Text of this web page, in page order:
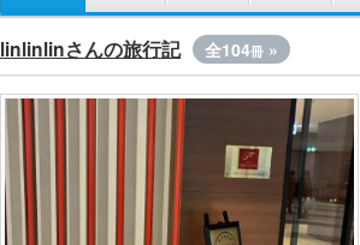
linlinlinさんの旅行記 全104冊 »